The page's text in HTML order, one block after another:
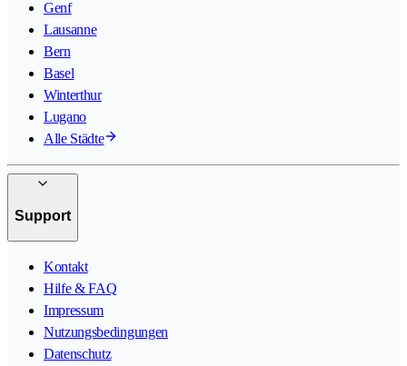
Genf
Lausanne
Bern
Basel
Winterthur
Lugano
Alle Städte
Support
Kontakt
Hilfe & FAQ
Impressum
Nutzungsbedingungen
Datenschutz